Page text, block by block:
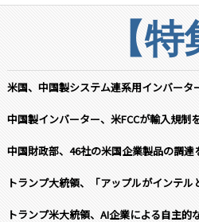
【
米国、中国製システム連系用インバータ
中国製インバーター、米FCCが輸入規
中国財政部、46社の米国企業製品の調達
トランプ大統領、「アップルがインテ
トランプ米大統領、AI企業による自主的